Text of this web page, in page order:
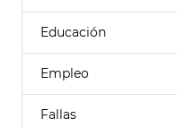
Educación
Empleo
Fallas